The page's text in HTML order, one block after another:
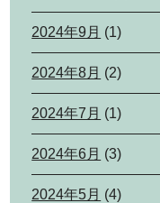
2024年9月 (1)
2024年8月 (2)
2024年7月 (1)
2024年6月 (3)
2024年5月 (4)